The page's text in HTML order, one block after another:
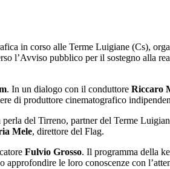
in corso alle Terme Luigiane (Cs),
l’Avviso pubblico per il sostegno alla
. In un dialogo con il conduttore Riccaro
di produttore cinematografico
del Tirreno, partner del Terme
Mele, direttore del Flag.
Fulvio Grosso. Il programma della
le loro conoscenze con